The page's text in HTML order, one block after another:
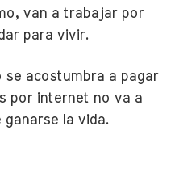
van a trabajar por
para vivir.
se acostumbra a pagar
por internet no va a
la vida.